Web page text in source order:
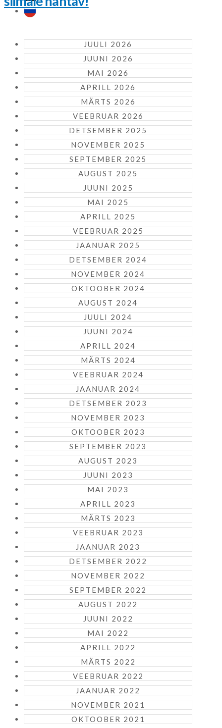
JUULI 2026
JUUNI 2026
MAI 2026
APRILL 2026
MÄRTS 2026
VEEBRUAR 2026
DETSEMBER 2025
NOVEMBER 2025
SEPTEMBER 2025
AUGUST 2025
JUUNI 2025
MAI 2025
APRILL 2025
VEEBRUAR 2025
JAANUAR 2025
DETSEMBER 2024
NOVEMBER 2024
OKTOOBER 2024
AUGUST 2024
JUULI 2024
JUUNI 2024
APRILL 2024
MÄRTS 2024
VEEBRUAR 2024
JAANUAR 2024
DETSEMBER 2023
NOVEMBER 2023
OKTOOBER 2023
SEPTEMBER 2023
AUGUST 2023
JUUNI 2023
MAI 2023
APRILL 2023
MÄRTS 2023
VEEBRUAR 2023
JAANUAR 2023
DETSEMBER 2022
NOVEMBER 2022
SEPTEMBER 2022
AUGUST 2022
JUUNI 2022
MAI 2022
APRILL 2022
MÄRTS 2022
VEEBRUAR 2022
JAANUAR 2022
NOVEMBER 2021
OKTOOBER 2021